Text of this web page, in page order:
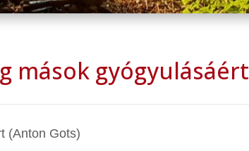
mások gyógyulásáért
(Anton Gots)